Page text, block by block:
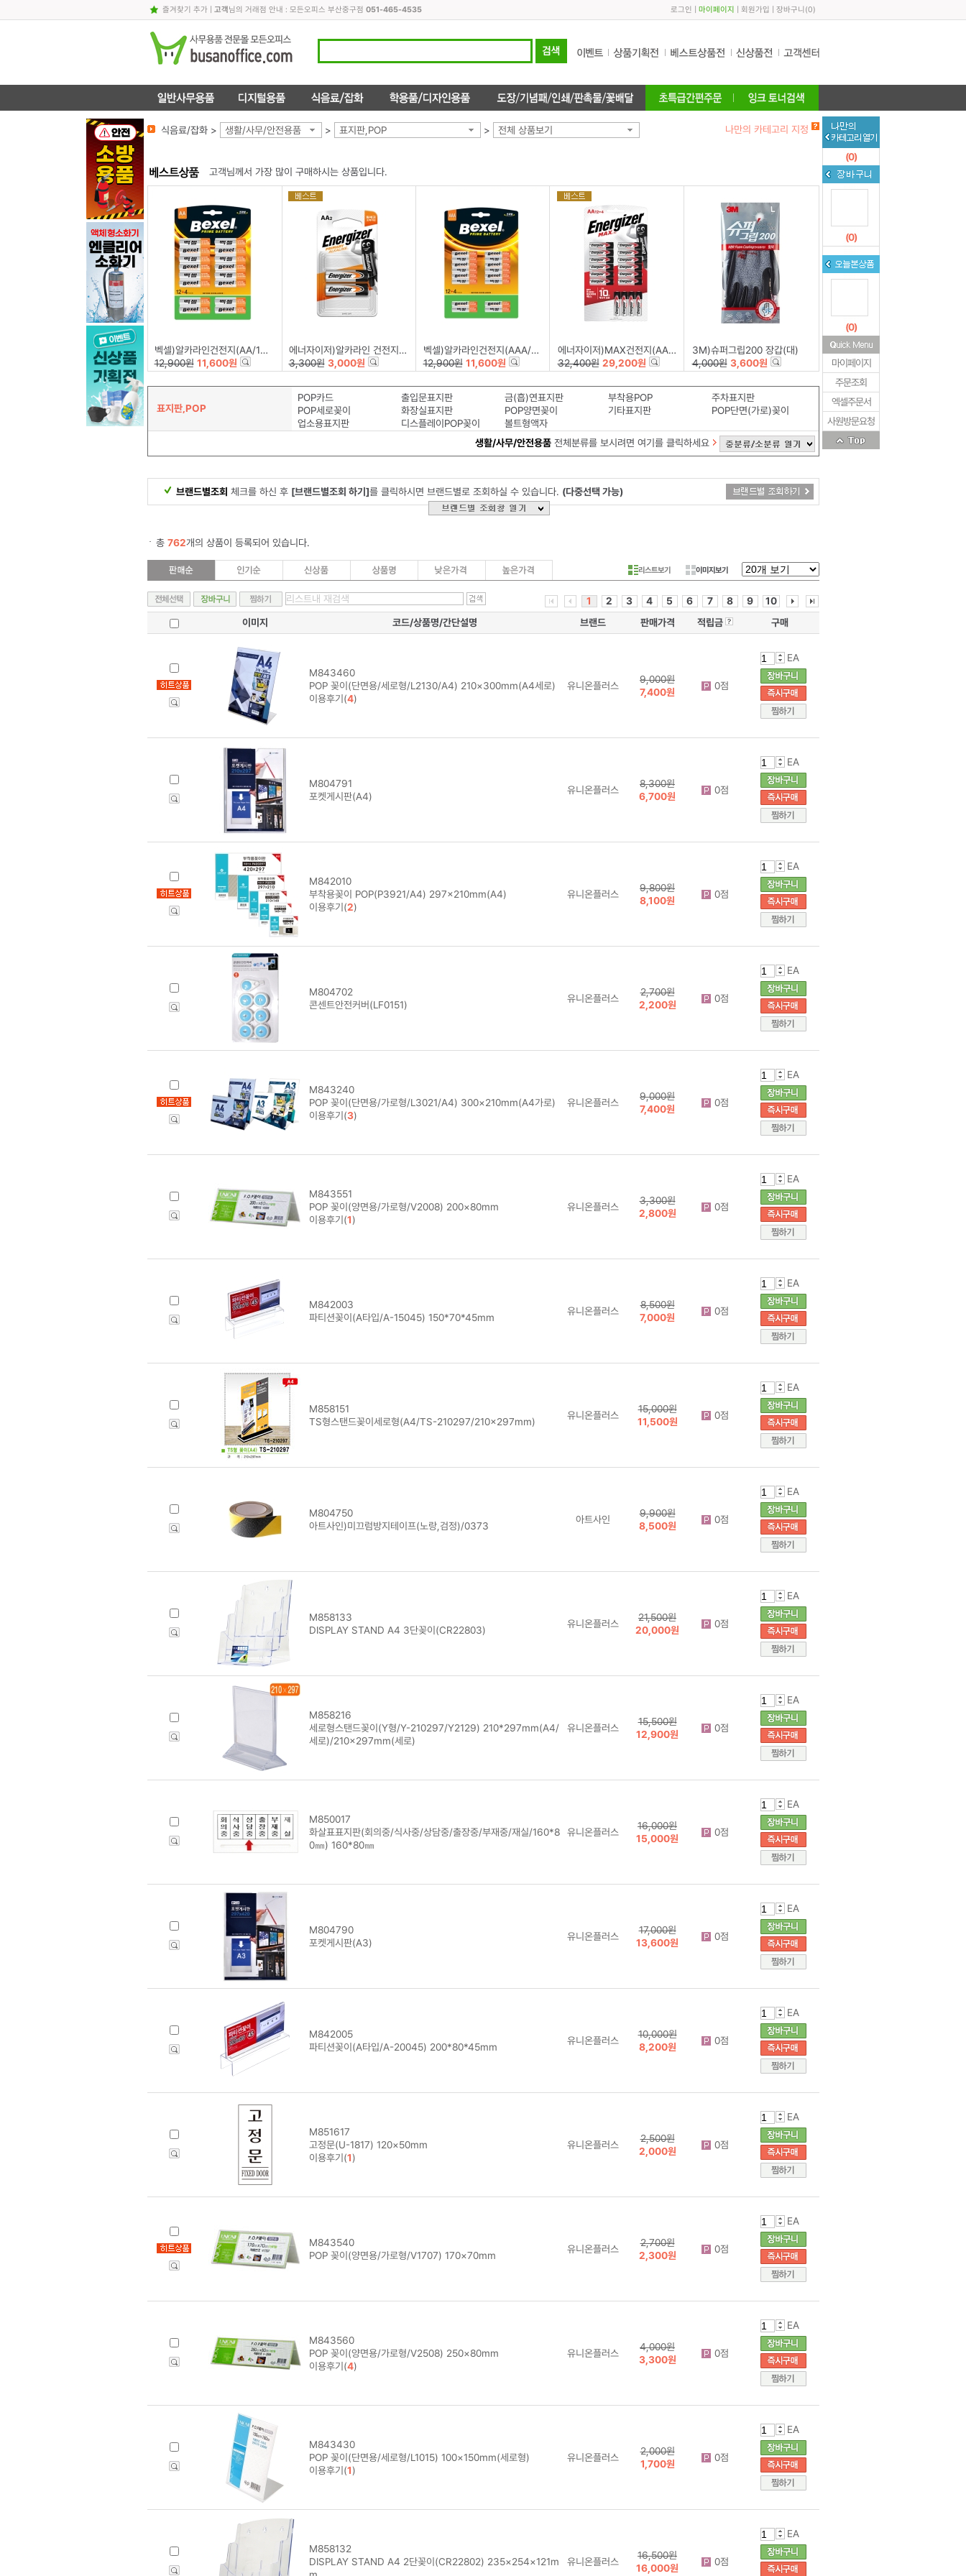
즐겨찾기 추가| 고객님의 거래점 안내 : 모든오피스 부산중구점 051-465-4535 로그인 마이페이지 회원가입 장바구니 (0)
식음료/잡화 > 생활/사무/안전용품 > 표지판,POP > 전체 상품보기 나만의 카테고리 지정
고객님께서 가장 많이 구매하시는 상품입니다.
벡셀)알카라인건전지(AA/12+4)
12,900원 11,600원
에너자이저)알카라인 건전지(PRIMARY/AA/B2)
3,300원 3,000원
벡셀)알카라인건전지(AAA/12+4)
12,900원 11,600원
에너자이저)MAX건전지(AA/B12+4)
32,400원 29,200원
3M)슈퍼그립200 장갑(대)
4,000원 3,600원
표지판,POP
POP카드 출입문표지판 금(흡)연표지판 부착용POP
주차표지판
POP세로꽂이
화장실표지판 POP양면꽂이 기타표지판
POP단면(가로)꽂이
업소용표지판
디스플레이POP꽂이
볼트형액자
생활/사무/안전용품전체분류를 보시려면 여기를 클릭하세요
브랜드별조회 체크를 하신 후 [브랜드별조회 하기]를 클릭하시면 브랜드별로 조회하실 수 있습니다. (다중선택 가능)
총 762개의 상품이 등록되어 있습니다.
리스트보기 이미지보기
1 2 3 4 5 6 7 8 9
10
이미지
코드/상품명/간단설명 브랜드 판매가격 적립금 구매
M843460
POP 꽂이(단면용/세로형/L2130/A4) 210×300mm(A4세로)
이용후기(4)
유니온플러스
9,000원
7,400원
0점
EA
M804791
포켓게시판(A4)
유니온플러스
8,300원
6,700원
0점
EA
M842010
부착용꽂이 POP(P3921/A4) 297×210mm(A4)
이용후기(2)
유니온플러스
9,800원
8,100원
0점
EA
M804702
콘센트안전커버(LF0151)
유니온플러스
2,700원
2,200원
0점
EA
M843240
POP 꽂이(단면용/가로형/L3021/A4) 300×210mm(A4가로)
이용후기(3)
유니온플러스
9,000원
7,400원
0점
EA
M843551
POP 꽂이(양면용/가로형/V2008) 200×80mm
이용후기(1)
유니온플러스
3,300원
2,800원
0점
EA
M842003
파티션꽂이(A타입/A-15045) 150*70*45mm
유니온플러스
8,500원
7,000원
0점
EA
M858151
TS형스탠드꽂이세로형(A4/TS-210297/210×297mm)
유니온플러스
15,000원
11,500원
0점
EA
M804750
아트사인)미끄럼방지테이프(노랑,검정)/0373
아트사인
9,900원
8,500원
0점
EA
M858133
DISPLAY STAND A4 3단꽂이(CR22803)
유니온플러스
21,500원
20,000원
0점
EA
M858216
세로형스탠드꽂이(Y형/Y-210297/Y2129) 210*297mm(A4/
세로)/210×297mm(세로)
유니온플러스
15,500원
12,900원
0점
EA
M850017
화살표표지판(회의중/식사중/상담중/출장중/부재중/재실/160*8
0㎜) 160*80㎜
유니온플러스
16,000원
15,000원
0점
EA
M804790
포켓게시판(A3)
유니온플러스
17,000원
13,600원
0점
EA
M842005
파티션꽂이(A타입/A-20045) 200*80*45mm
유니온플러스
10,000원
8,200원
0점
EA
M851617
고정문(U-1817) 120×50mm
이용후기(1)
유니온플러스
2,500원
2,000원
0점
EA
M843540
POP 꽂이(양면용/가로형/V1707) 170×70mm
유니온플러스
2,700원
2,300원
0점
EA
M843560
POP 꽂이(양면용/가로형/V2508) 250×80mm
이용후기(4)
유니온플러스
4,000원
3,300원
0점
EA
M843430
POP 꽂이(단면용/세로형/L1015) 100×150mm(세로형)
이용후기(1)
유니온플러스
2,000원
1,700원
0점
EA
M858132
DISPLAY STAND A4 2단꽂이(CR22802) 235×254×121m
유니온플러스
16,500원
16,000원
0점
EA
(0)
(0)
(0)
마이페이지
주문조회
엑셀주문서
사원방문요청